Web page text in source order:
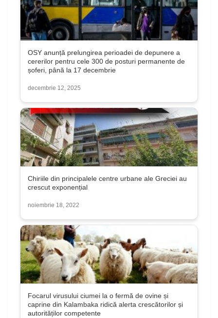
OSY anunță prelungirea perioadei de depunere a
cererilor pentru cele 300 de posturi permanente de
șoferi, până la 17 decembrie
decembrie 12, 2025
Chiriile din principalele centre urbane ale Greciei au
crescut exponențial
noiembrie 18, 2022
Focarul virusului ciumei la o fermă de ovine și
caprine din Kalambaka ridică alerta crescătorilor și
autorităților competente